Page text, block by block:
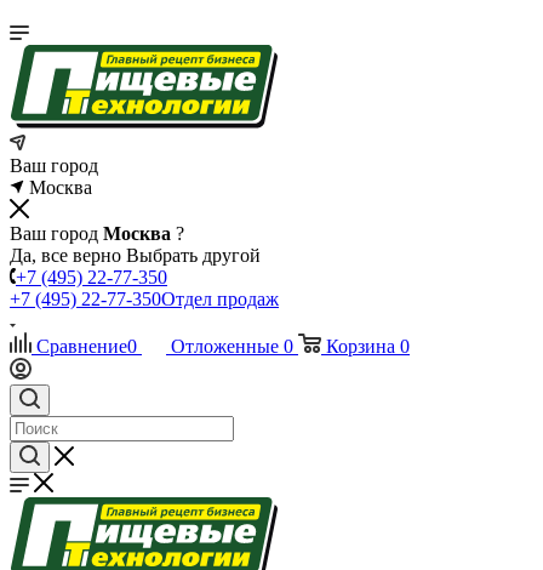
Ваш город
Москва
Ваш город Москва ?
Да, все верно Выбрать другой
+7 (495) 22-77-350
+7 (495) 22-77-350Отдел продаж
Сравнение0 Отложенные 0 Корзина 0